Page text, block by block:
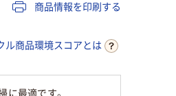
商品情報を印刷する
ル商品環境スコアとは
最適です。